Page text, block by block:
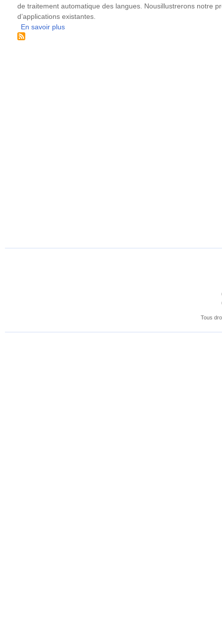
de traitement automatique des langues. Nousillustrerons notre
d’applications existantes.
En savoir plus
Tous